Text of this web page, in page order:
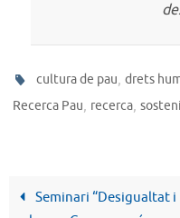
cultura de pau,drets
Recerca Pau, recerca,
Seminari “Desigualtat i